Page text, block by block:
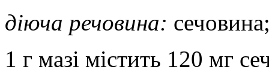
діюча речовина:
1 г мазі містить 120 мг